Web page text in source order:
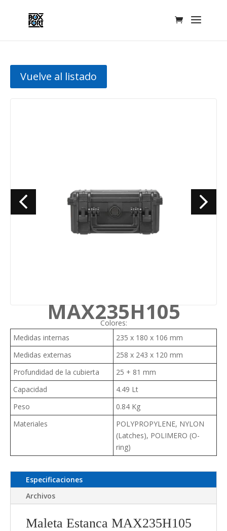
Vuelve al listado
MAX235H105
Colores:
Medidas internas
235 x 180 x 106 mm
Medidas externas
258 x 243 x 120 mm
Profundidad de la cubierta
25 + 81 mm
Capacidad
4.49 Lt
Peso
0.84 Kg
Materiales
POLYPROPYLENE, NYLON
(Latches), POLIMERO (O-
ring)
Especificaciones
Archivos
Maleta Estanca MAX235H105